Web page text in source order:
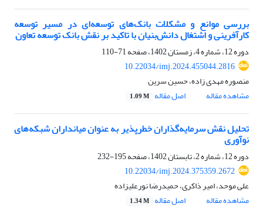
بررسی موانع و مشکلات بانک‌‌های توسعه‌ای در مسیر توسعه
کارآفرینی و اشتغال دانش‌بنیان با تاکید بر نقش بانک توسعه تعاون
دوره 12، شماره 4، زمستان 1402، صفحه
71-110
10.22034/imj.2024.455044.2816
منصوره مهدی زاده، حسین سرین
مشاهده مقاله
اصل مقاله 1.09 M
تحلیل نقش سرمایه‌گذاران خطرپذیر به عنوان میانداران شبکه‌های
نوآوری
دوره 12، شماره 2، تابستان 1402، صفحه
195-232
10.22034/imj.2024.375359.2672
علی موحد، امیر ذاکری، حمیدرضا نورعلیزاده
مشاهده مقاله
اصل مقاله 1.34 M